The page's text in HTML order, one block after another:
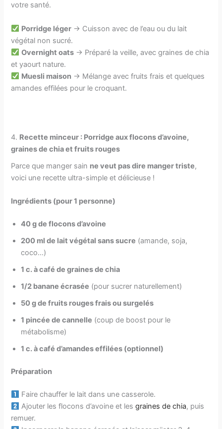
votre santé.
Porridge léger → Cuisson avec de l’eau ou du lait
végétal non sucré.
Overnight oats → Préparé la veille, avec graines de chia
et yaourt nature.
Muesli maison → Mélange avec fruits frais et quelques
amandes effilées pour le croquant.
4. Recette minceur : Porridge aux flocons d’avoine,
graines de chia et fruits rouges
Parce que manger sain ne veut pas dire manger triste,
voici une recette ultra-simple et délicieuse !
Ingrédients (pour 1 personne)
40 g de flocons d’avoine
200 ml de lait végétal sans sucre (amande, soja,
coco…)
1 c. à café de graines de chia
1/2 banane écrasée (pour sucrer naturellement)
50 g de fruits rouges frais ou surgelés
1 pincée de cannelle (coup de boost pour le
métabolisme)
1 c. à café d’amandes effilées (optionnel)
Préparation
Faire chauffer le lait dans une casserole.
Ajouter les flocons d’avoine et lesgraines de chia, puis
remuer.